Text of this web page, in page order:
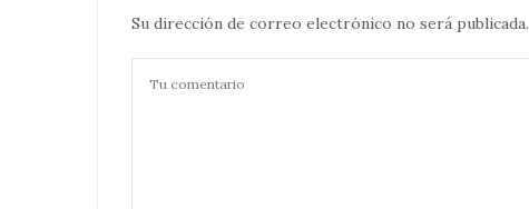
Su dirección de correo electrónico no será publicada.